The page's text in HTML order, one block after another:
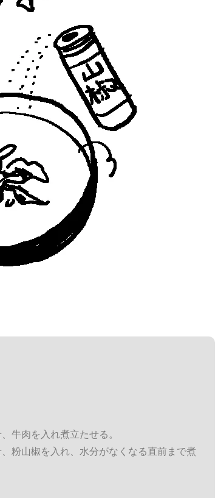
牛肉を入れ煮立たせる。
粉山椒を入れ、水分がなくなる直前まで煮